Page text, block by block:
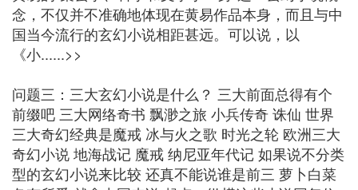
念，不仅并不准确地体现在黄易作品本身，而且与中
国当今流行的玄幻小说相距甚远。可以说，以
《小......>>
问题三：三大玄幻小说是什么？ 三大前面总得有个
前缀吧 三大网络奇书 飘渺之旅 小兵传奇 诛仙 世界
三大奇幻经典是魔戒 冰与火之歌 时光之轮 欧洲三大
奇幻小说 地海战记 魔戒 纳尼亚年代记 如果说不分类
型的玄幻小说来比较 还真不能说谁是前三 萝卜白菜